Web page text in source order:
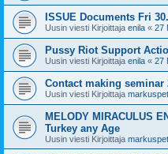
ISSUE Documents Fri
Uusin viesti Kirjoittaja enila « 27
Pussy Riot Support
Uusin viesti Kirjoittaja enila « 27
Contact making seminar
Uusin viesti Kirjoittaja
MELODY MIRACULUS
Turkey any Age
Uusin viesti Kirjoittaja